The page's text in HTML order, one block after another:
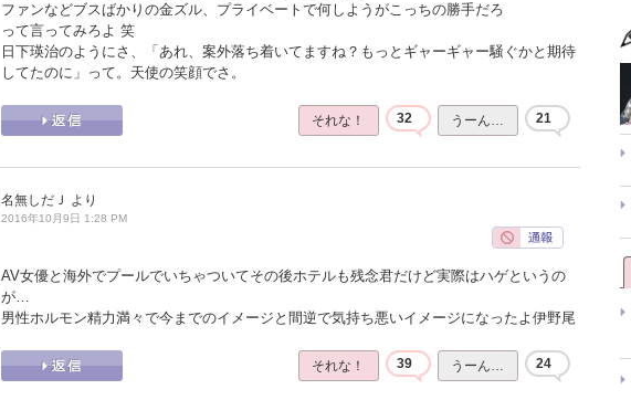
ファンなどブスばかりの金ズル、プライベートで何しようがこっちの勝手だろ
って言ってみろよ 笑
日下瑛治のようにさ、「あれ、案外落ち着いてますね？もっとギャーギャー騒ぐかと期待
してたのに」って。天使の笑顔でさ。
それな！ 32 うーん… 21
名無しだＪ より
2016年10月9日 1:28 PM
AV女優と海外でプールでいちゃついてその後ホテルも残念君だけど実際はハゲというの
が…
男性ホルモン精力満々で今までのイメージと間逆で気持ち悪いイメージになったよ伊野尾
それな！ 39 うーん… 24